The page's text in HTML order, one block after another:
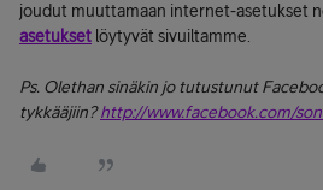
joudut muuttamaan internet-asetukset
asetukset löytyvät sivuiltamme.
Ps. Olethan sinäkin jo tutustunut
tykkääjiin?http://www.facebook.com/